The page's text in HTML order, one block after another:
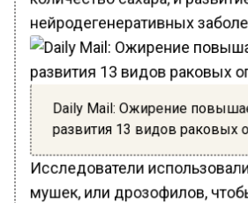
нейродегенеративных
Daily Mail: Ожирение
развития 13 видов раковых
Исследователи
мушек, или дрозофилов,